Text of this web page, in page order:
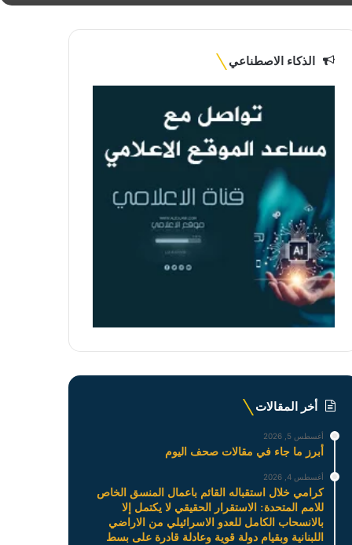
الذكاء الاصطناعي
أخر المقالات
أغسطس 5, 2026
أبرز ما جاء في مقالات صحف اليوم
أغسطس 4, 2026
كرامي خلال استقباله القائم باعمال المنسق الخاص
للامم المتحدة: الاستقرار الحقيقي لا يكتمل إلا
بالانسحاب الكامل للعدو الاسرائيلي من الاراضي
اللبنانية وبقيام دولة قوية وعادلة قادرة على بسط